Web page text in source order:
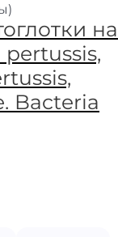
на
Bacteria